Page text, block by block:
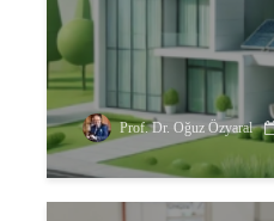
Prof. Dr. Oğuz Özyaral